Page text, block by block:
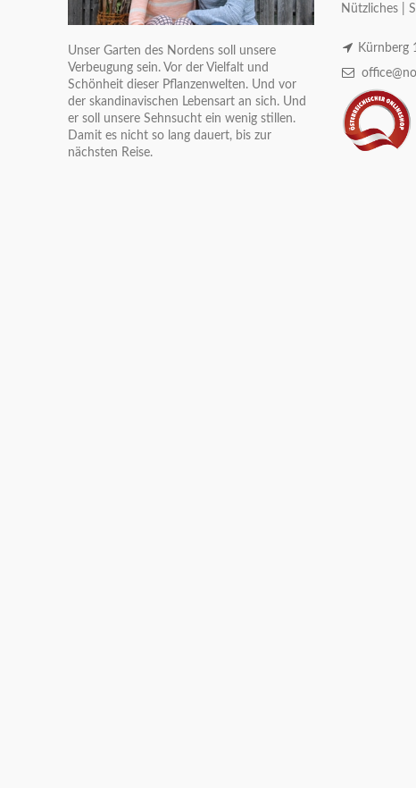
Unser Garten des Nordens soll unsere
Verbeugung sein. Vor der Vielfalt und
Schönheit dieser Pflanzenwelten. Und vor
der skandinavischen Lebensart an sich. Und
er soll unsere Sehnsucht ein wenig stillen.
Damit es nicht so lang dauert, bis zur
nächsten Reise.
Nützliches |
Kürnberg